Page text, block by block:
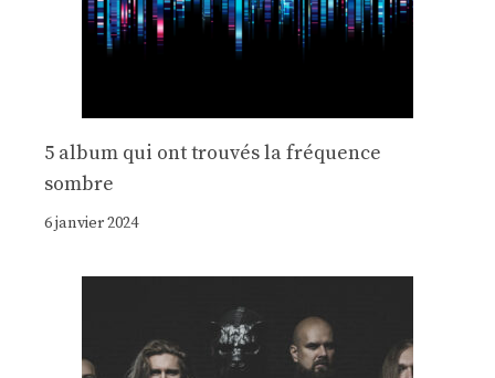
5 album qui ont trouvés la fréquence
sombre
6 janvier 2024